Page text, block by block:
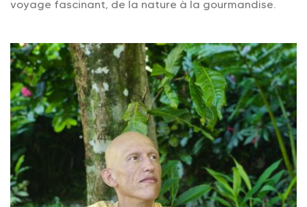
voyage fascinant, de la nature à la gourmandise.